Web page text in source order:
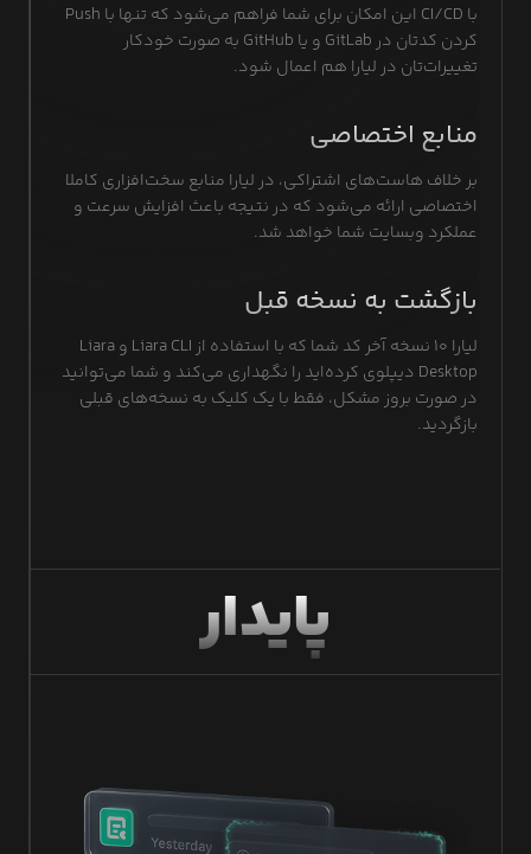
با CI/CD این امکان برای شما فراهم می‌شود که تنها با Push
کردن کدتان در GitLab و یا GitHub به صورت خودکار
تغییرات‌تان در لیارا هم اعمال شود.
منابع اختصاصی
بر خلاف هاست‌های اشتراکی، در لیارا منابع سخت‌افزاری کاملا
اختصاصی ارائه می‌شود که در نتیجه باعث افزایش سرعت و
عملکرد وبسایت شما خواهد شد.
بازگشت به نسخه قبل
لیارا ۱۰ نسخه آخر کد شما که با استفاده از Liara CLI و Liara
Desktop دیپلوی کرده‌اید را نگهداری می‌کند و شما می‌توانید
در صورت بروز مشکل، فقط با یک کلیک به نسخه‌های قبلی
بازگردید.
پایدار